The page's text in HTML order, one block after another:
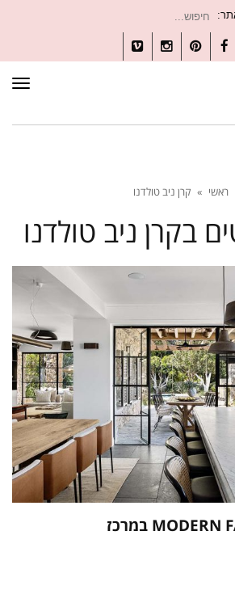
עבור:
Facebook
Pinterest
Instagram
Vimeo
ראשי » קרן ניב טולדנו
בקרן ניב טולדנו